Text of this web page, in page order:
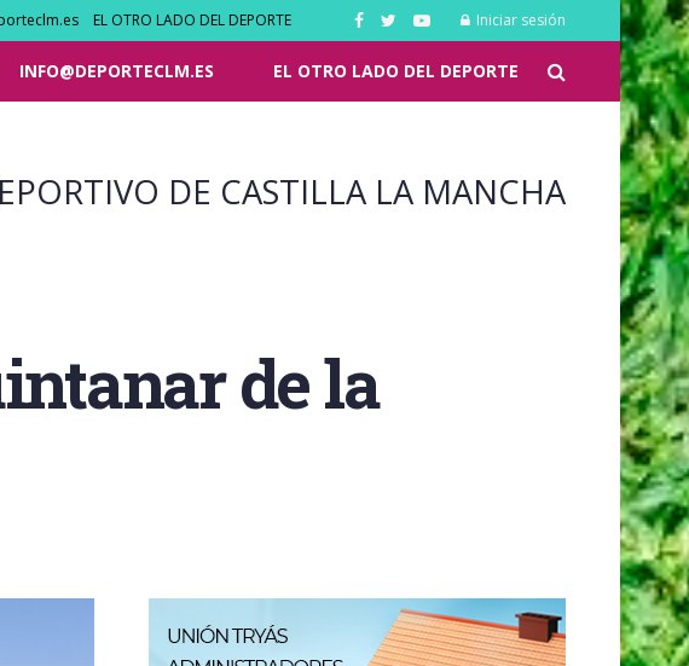
EL OTRO LADO DEL DEPORTE Iniciar sesión
INFO@DEPORTECLM.ES EL OTRO LADO DEL DEPORTE
DE CASTILLA LA MANCHA
de la